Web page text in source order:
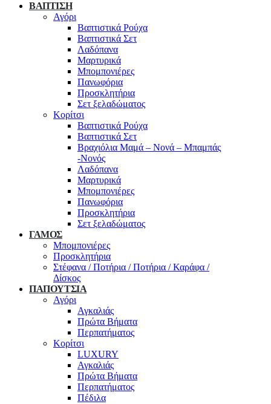
ΒΑΠΤΙΣΗ
Αγόρι
Βαπτιστικά Ρούχα
Βαπτιστικά Σετ
Λαδόπανα
Μαρτυρικά
Μπομπονιέρες
Πανωφόρια
Προσκλητήρια
Σετ ξελαδώματος
Κορίτσι
Βαπτιστικά Ρούχα
Βαπτιστικά Σετ
Βραχιόλια Μαμά – Νονά – Μπαμπάς
-Νονός
Λαδόπανα
Μαρτυρικά
Μπομπονιέρες
Πανωφόρια
Προσκλητήρια
Σετ ξελαδώματος
ΓΑΜΟΣ
Μπομπονιέρες
Προσκλητήρια
Στέφανα / Ποτήρια / Ποτήρια / Καράφα /
Δίσκος
ΠΑΠΟΥΤΣΙΑ
Αγόρι
Αγκαλιάς
Πρώτα Βήματα
Περπατήματος
Κορίτσι
LUXURY
Αγκαλιάς
Πρώτα Βήματα
Περπατήματος
Πέδιλα